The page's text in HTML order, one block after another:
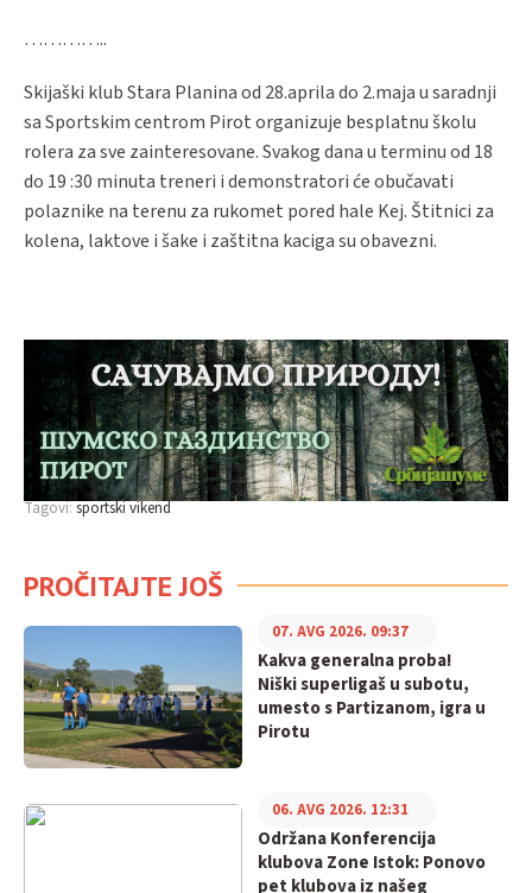
…………..
Skijaški klub Stara Planina od 28.aprila do 2.maja u saradnji
sa Sportskim centrom Pirot organizuje besplatnu školu
rolera za sve zainteresovane. Svakog dana u terminu od 18
do 19 :30 minuta treneri i demonstratori će obučavati
polaznike na terenu za rukomet pored hale Kej. Štitnici za
kolena, laktove i šake i zaštitna kaciga su obavezni.
Tagovi:sportski vikend
PROČITAJTE JOŠ
Kakva generalna proba!
Niški superligaš u subotu,
umesto s Partizanom, igra u
Pirotu
07. AVG 2026. 09:37
Održana Konferencija
klubova Zone Istok: Ponovo
pet klubova iz našeg
06. AVG 2026. 12:31